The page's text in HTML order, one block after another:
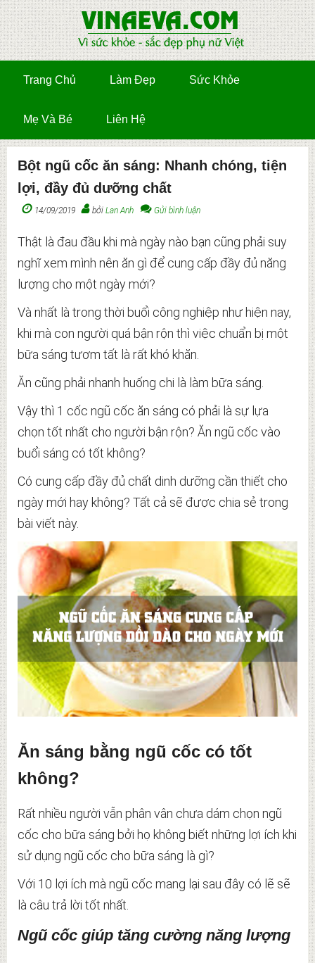
Trang Chủ Làm Đẹp Sức Khỏe
Mẹ Và Bé Liên Hệ
Bột ngũ cốc ăn sáng: Nhanh chóng, tiện
lợi, đầy đủ dưỡng chất
14/09/2019 bởi Lan Anh Gửi bình luận
Thật là đau đầu khi mà ngày nào bạn cũng phải suy
nghĩ xem mình nên ăn gì để cung cấp đầy đủ năng
lượng cho một ngày mới?
Và nhất là trong thời buổi công nghiệp như hiện nay,
khi mà con người quá bận rộn thì việc chuẩn bị một
bữa sáng tươm tất là rất khó khăn.
Ăn cũng phải nhanh huống chi là làm bữa sáng.
Vậy thì 1 cốc ngũ cốc ăn sáng có phải là sự lựa
chọn tốt nhất cho người bận rộn? Ăn ngũ cốc vào
buổi sáng có tốt không?
Có cung cấp đầy đủ chất dinh dưỡng cần thiết cho
ngày mới hay không? Tất cả sẽ được chia sẻ trong
bài viết này.
Ăn sáng bằng ngũ cốc có tốt
không?
Rất nhiều người vẫn phân vân chưa dám chọn ngũ
cốc cho bữa sáng bởi họ không biết những lợi ích khi
sử dụng ngũ cốc cho bữa sáng là gì?
Với 10 lợi ích mà ngũ cốc mang lại sau đây có lẽ sẽ
là câu trả lời tốt nhất.
Ngũ cốc giúp tăng cường năng lượng